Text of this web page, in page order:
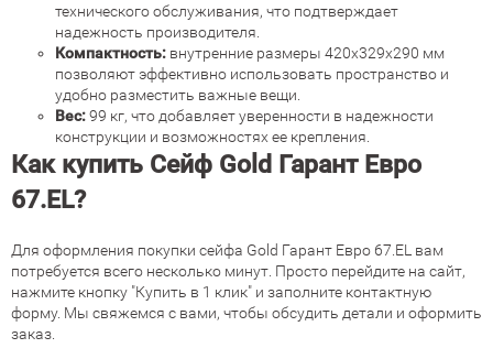
технического обслуживания, что подтверждает
надежность производителя.
Компактность: внутренние размеры 420x329x290 мм
позволяют эффективно использовать пространство и
удобно разместить важные вещи.
Вес:99 кг, что добавляет уверенности в надежности
конструкции и возможностях ее крепления.
Как купить Сейф Gold Гарант Евро
67.EL?
Для оформления покупки сейфа Gold Гарант Евро 67.EL вам
потребуется всего несколько минут. Просто перейдите на сайт,
нажмите кнопку "Купить в 1 клик" и заполните контактную
форму. Мы свяжемся с вами, чтобы обсудить детали и оформить
заказ.